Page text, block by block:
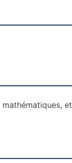
et